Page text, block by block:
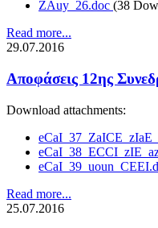
ZAuy_26.doc (38
Read more...
29.07.2016
Αποφάσεις 12ης
Download attachments:
Read more...
25.07.2016